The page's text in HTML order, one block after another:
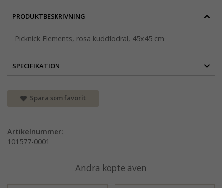
PRODUKTBESKRIVNING
Picknick Elements, rosa kuddfodral, 45x45 cm
SPECIFIKATION
Spara som favorit
Artikelnummer:
101577-0001
Andra köpte även